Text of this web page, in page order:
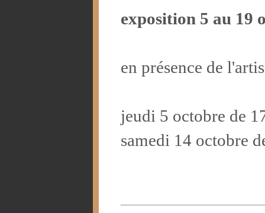
exposition 5 au 19
en présence de
jeudi 5 octobre de
samedi 14 octobre